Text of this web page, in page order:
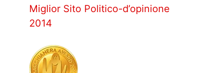
Miglior Sito Politico-d’opinione
2014